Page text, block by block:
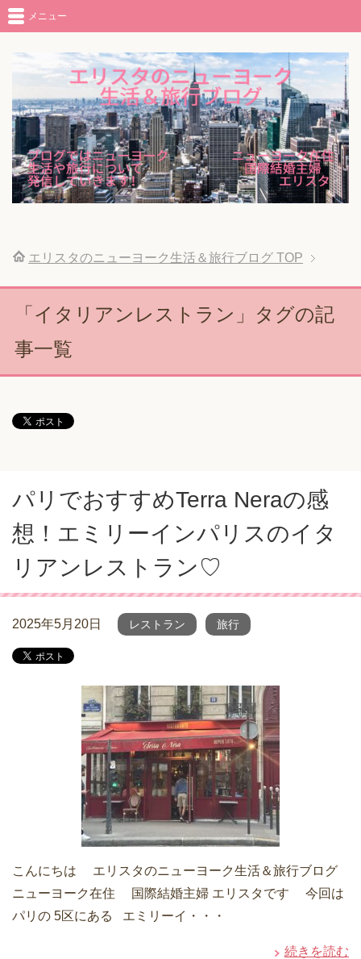
メニュー
エリスタのニューヨーク生活＆旅行ブログ TOP
「イタリアンレストラン」タグの記
事一覧
パリでおすすめTerra Neraの感
想！エミリーインパリスのイタ
リアンレストラン♡
2025年5月20日 レストラン 旅行
こんにちは エリスタのニューヨーク生活＆旅行ブログ
ニューヨーク在住 国際結婚主婦 エリスタです 今回は
パリの 5区にある エミリーイ・・・
続きを読む